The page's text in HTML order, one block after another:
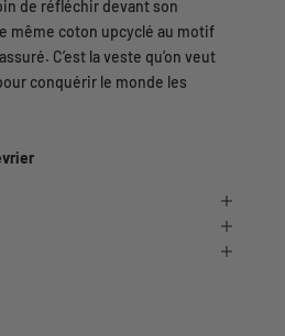
de réfléchir devant son
même coton upcyclé au motif
C’est la veste qu’on veut
conquérir le monde les